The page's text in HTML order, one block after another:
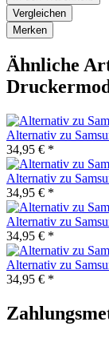
Vergleichen
Merken
Ähnliche
Alternativ zu
34,95 € *
Alternativ zu
34,95 € *
Alternativ zu
34,95 € *
Alternativ zu
34,95 € *